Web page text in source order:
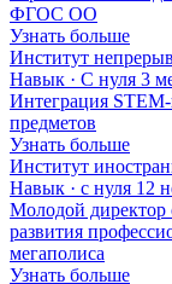
ФГОС ОО
Узнать больше
Институт
Навык · C нуля 3
Интеграция
предметов
Узнать больше
Институт
Навык · с нуля 12
Молодой директор
развития
мегаполиса
Узнать больше